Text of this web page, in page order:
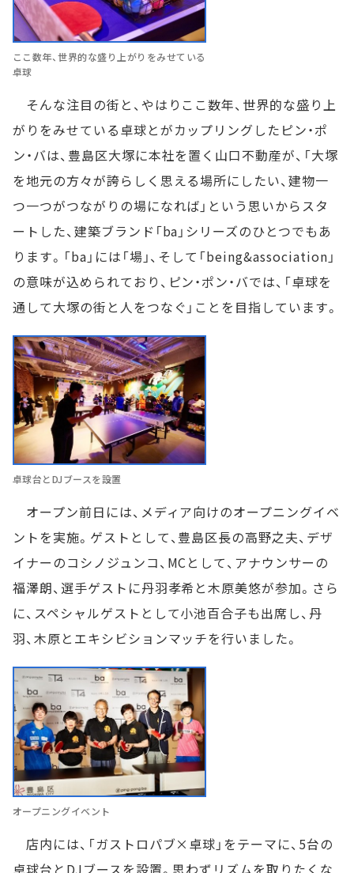
ここ数年、世界的な盛り上がりをみせている
卓球
そんな注目の街と、やはりここ数年、世界的な盛り上
がりをみせている卓球とがカップリングしたピン・ポ
ン・バは、豊島区大塚に本社を置く山口不動産が、「大塚
を地元の方々が誇らしく思える場所にしたい、建物一
つ一つがつながりの場になれば」という思いからスタ
ートした、建築ブランド「ba」シリーズのひとつでもあ
ります。「ba」には「場」、そして「being&association」
の意味が込められており、ピン・ポン・バでは、「卓球を
通して大塚の街と人をつなぐ」ことを目指しています。
卓球台とDJブースを設置
オープン前日には、メディア向けのオープニングイベ
ントを実施。ゲストとして、豊島区長の高野之夫、デザ
イナーのコシノジュンコ、MCとして、アナウンサーの
福澤朗、選手ゲストに丹羽孝希と木原美悠が参加。さら
に、スペシャルゲストとして小池百合子も出席し、丹
羽、木原とエキシビションマッチを行いました。
オープニングイベント
店内には、「ガストロパブ×卓球」をテーマに、5台の